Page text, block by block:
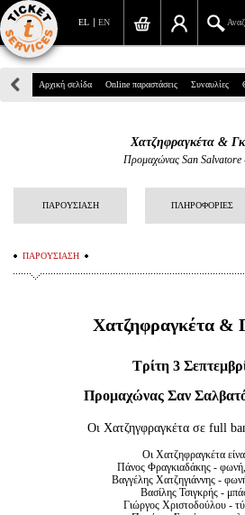
EN
EL
Πανεπιστημίου 39, Αθήνα
info@ticketservices.gr
Αναζήτηση
Σύνδεση/Εγγραφή
Προσωπικά Δεδομένα
Πληροφορίες
Αρχική σελίδα Online παραστάσεις Συναυλίες
Χατζηφραγκέτα &
Προμαχώνας San
ΠΑΡΟΥΣΙΑΣΗ ΠΛΗΡΟΦΟΡΙΕΣ
ΠΑΡΟΥΣΙΑΣΗ
Χατζηφραγκέτα &
Τρίτη 3
Προμαχώνας Σαν
Οι Χατζηγφραγκέτα σε full
Οι Χατζηφραγκέτα
Πάνος Φραγκιαδάκης -
Βαγγέλης Χατζηγιάννης -
Βασίλης Τσιγκρής -
Γιώργος Χριστοδούλου -